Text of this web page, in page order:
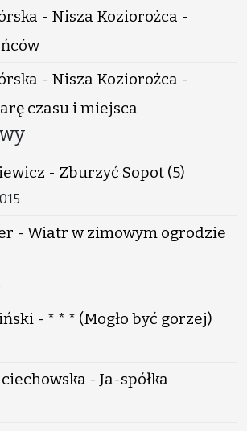
- Nisza Koziorożca -
- Nisza Koziorożca -
czasu i miejsca
- Zburzyć Sopot (5)
- Wiatr w zimowym ogrodzie
- * * * (Mogło być gorzej)
- Ja-spółka